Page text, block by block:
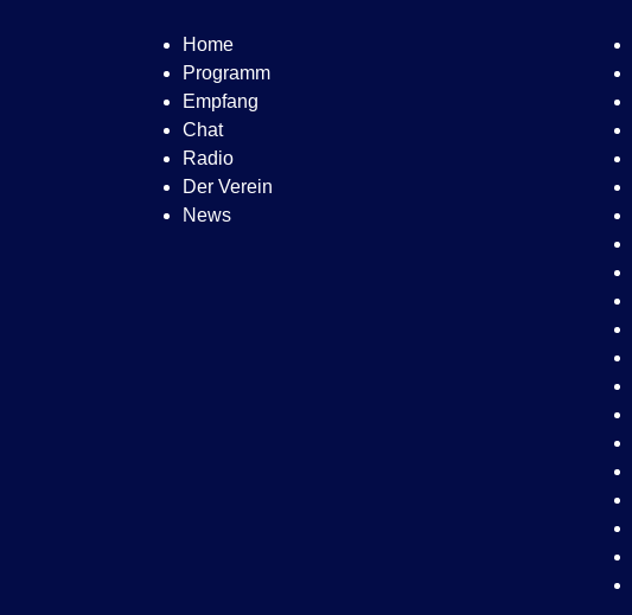
Home
Programm
Empfang
Chat
Radio
Der Verein
News